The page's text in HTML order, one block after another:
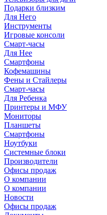
Подарки близким
Для Него
Инструменты
Игровые консоли
Смарт-часы
Для Нее
Смартфоны
Кофемашины
Фены и Стайлеры
Смарт-часы
Для Ребенка
Принтеры и МФУ
Мониторы
Планшеты
Смартфоны
Ноутбуки
Системные блоки
Производители
Офисы продаж
О компании
О компании
Новости
Офисы продаж